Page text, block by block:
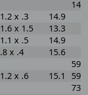
1.2 x .3
14.9
1.6 x 1.5
13.3
1.1 x .5
14.9
.8 x .4
15.6
1.2 x .6 15.1